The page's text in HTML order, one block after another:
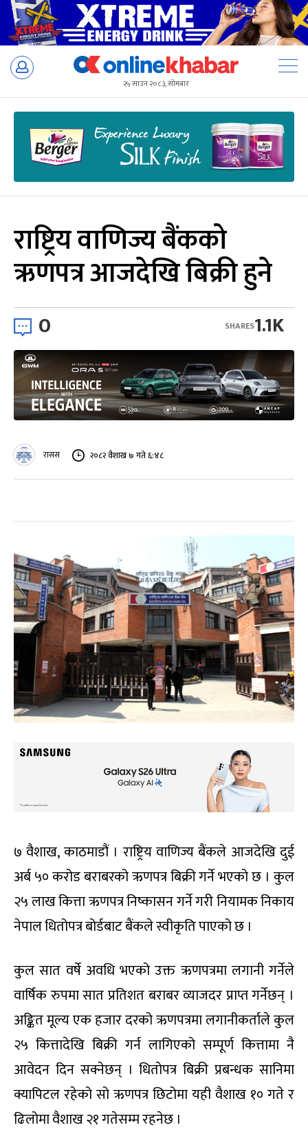
Skip
२५ साउन २०८३, सोमबार
राष्ट्रिय वाणिज्य बैंकको
ऋणपत्र आजदेखि बिक्री हुने
0 1.1K
SHARES
रासस २०८२ वैशाख ७ गते ६:४८
७ वैशाख, काठमाडौं । राष्ट्रिय वाणिज्य बैंकले आजदेखि दुई
अर्ब ५० करोड बराबरको ऋणपत्र बिक्री गर्ने भएको छ । कुल
२५ लाख कित्ता ऋणपत्र निष्कासन गर्ने गरी नियामक निकाय
नेपाल धितोपत्र बोर्डबाट बैंकले स्वीकृति पाएको छ ।
कुल सात वर्षे अवधि भएको उक्त ऋणपत्रमा लगानी गर्नेले
वार्षिक रुपमा सात प्रतिशत बराबर व्याजदर प्राप्त गर्नेछन् ।
अङ्कित मूल्य एक हजार दरको ऋणपत्रमा लगानीकर्ताले कुल
२५ कित्तादेखि बिक्री गर्न लागिएको सम्पूर्ण कित्तामा नै
आवेदन दिन सक्नेछन् । धितोपत्र बिक्री प्रबन्धक सानिमा
क्यापिटल रहेको सो ऋणपत्र छिटोमा यही वैशाख १० गते र
ढिलोमा वैशाख २१ गतेसम्म रहनेछ ।